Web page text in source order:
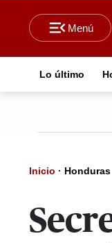
Lo último
Inicio · Honduras